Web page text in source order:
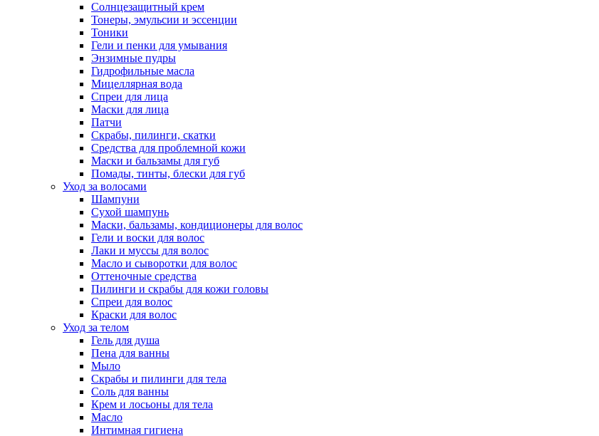
Солнцезащитный крем
Тонеры, эмульсии и эссенции
Тоники
Гели и пенки для умывания
Энзимные пудры
Гидрофильные масла
Мицеллярная вода
Спреи для лица
Маски для лица
Патчи
Скрабы, пилинги, скатки
Средства для проблемной кожи
Маски и бальзамы для губ
Помады, тинты, блески для губ
Уход за волосами
Шампуни
Сухой шампунь
Маски, бальзамы, кондиционеры для волос
Гели и воски для волос
Лаки и муссы для волос
Масло и сыворотки для волос
Оттеночные средства
Пилинги и скрабы для кожи головы
Спреи для волос
Краски для волос
Уход за телом
Гель для душа
Пена для ванны
Мыло
Скрабы и пилинги для тела
Соль для ванны
Крем и лосьоны для тела
Масло
Интимная гигиена